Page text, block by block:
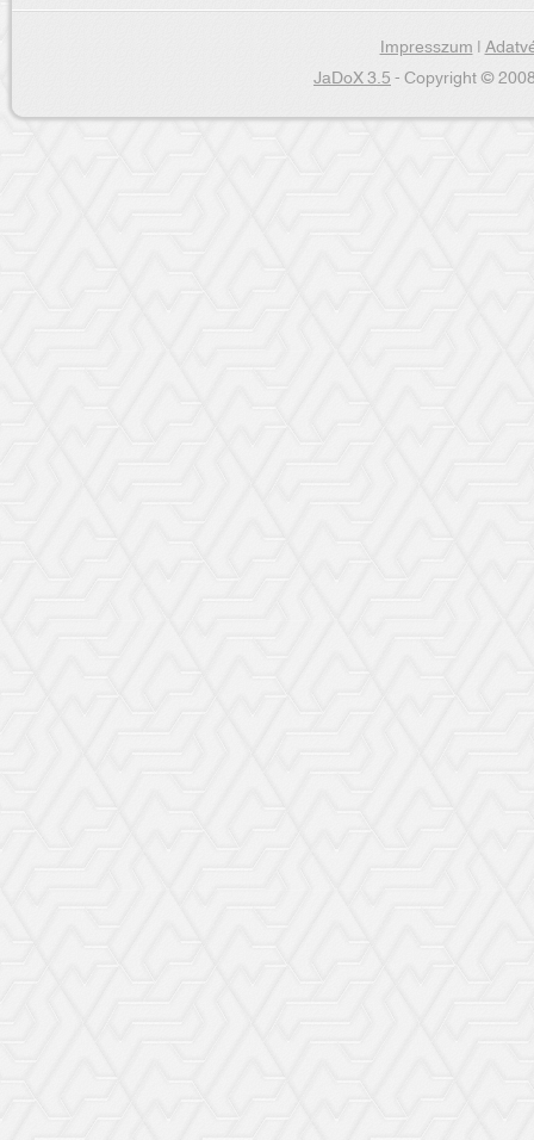
Impresszum|
JaDoX 3.5- Copyright ©